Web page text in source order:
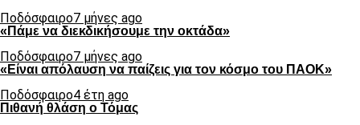
Ποδόσφαιρο7 μήνες ago
«Πάμε να διεκδικήσουμε την οκτάδα»
Ποδόσφαιρο7 μήνες ago
«Είναι απόλαυση να παίζεις για τον κόσμο του ΠΑΟΚ»
Ποδόσφαιρο4 έτη ago
Πιθανή θλάση ο Τόμας